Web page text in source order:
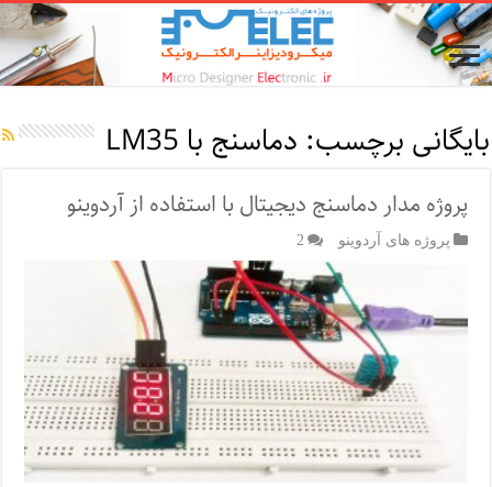
بایگانی برچسب: دماسنج با LM35
پروژه مدار دماسنج دیجیتال با استفاده از آردوینو
پروژه های آردوینو 2